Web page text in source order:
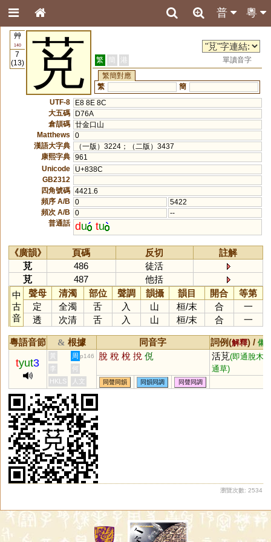
粵
普
艸
140
7
(13)
莌 繁 簡 港
單讀音字
繁簡對應
繁
簡
UTF-8
E8 8E 8C
大五碼
D76A
倉頡碼 廿金口山
Matthews
0
漢語大字典
（一版）3224；（二版）3437
康熙字典 961
Unicode
U+838C
GB2312
四角號碼 4421.6
頻序 A/B
0
5422
頻次 A/B
0
--
普通話 du tu
《廣韻》 頁碼 反切
註解
莌
486
徒活
莌
487
他括
中
古
音
聲母 清濁 部位 聲調 韻攝 韻目 開合
等第
定
全濁 舌 入 山 桓/末 合
一
透
次清 舌 入 山 桓/末 合 一
粵語音節 & 根據 同音字 詞例(解釋) / 備
tyut3
黃 周 p146 脫 稅 梲 挩 侻 活莌(即通脫木，
通草)
李
何
HKLS
人文 同聲同韻 同韻同調 同聲同調
瀏覽次數: 2534